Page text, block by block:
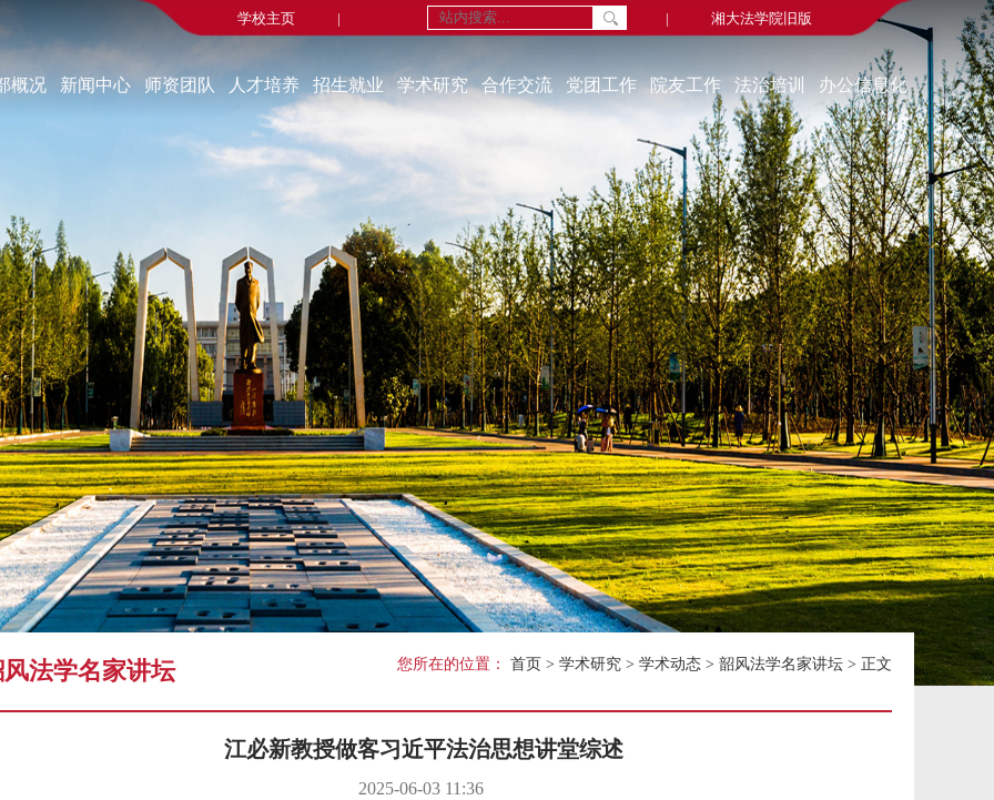
学校主页 | | 湘大法学院旧版
概况
设置
宣传片
寄语
新闻中心 师资团队
在职教师
人才培养
本科生教育
研究生教育
实践教学
线上法学实验室
课程建设
招生就业
招生工作
就业工作
学术研究
科研成果
博士后流动站
学术交流
学术动态
科研动态
自办刊物
学术预告
合作交流 党团工作
通知公告
组织机构
教工党建
学生党建
学生活动
奖助贷补
学习园地
教代会、工代会
关工委
院友工作
院友新闻
院友会
毕业视频
院友名录
院友基金
法治培训
中心概况
学习资源
联系我们
培训动态
办公信息化
法学名家讲坛 您所在的位置： 首页 > 学术研究 > 学术动态 > 韶风法学名家讲坛 > 正文
江必新教授做客习近平法治思想讲堂综述
2025-06-03 11:36